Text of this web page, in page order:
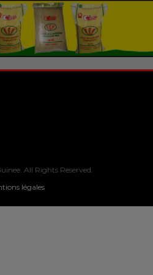
All Rights Reserved.
légales